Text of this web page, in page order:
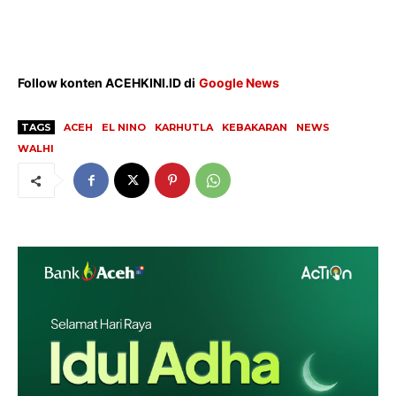
Follow konten ACEHKINI.ID di Google News
TAGS ACEH EL NINO KARHUTLA KEBAKARAN
NEWS
WALHI